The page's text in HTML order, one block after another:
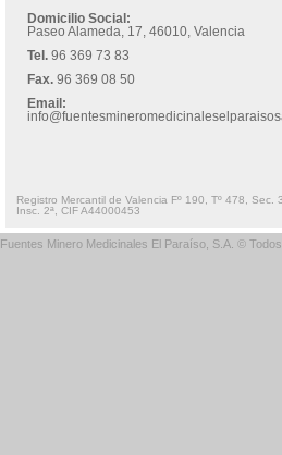
Domicilio Social:
Paseo Alameda, 17, 46010, Valencia
Tel. 96 369 73 83
Fax. 96 369 08 50
Email:
Registro Mercantil de Valencia Fº 190, Tº 478, Sec.
Insc. 2ª, CIF A44000453
Fuentes Minero Medicinales El Paraíso, S.A. ©